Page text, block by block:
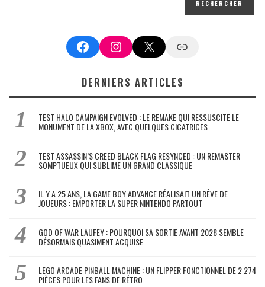
RECHERCHER
FacebookInstagram
X Google News
DERNIERS ARTICLES
TEST HALO CAMPAIGN EVOLVED : LE REMAKE QUI RESSUSCITE LE
MONUMENT DE LA XBOX, AVEC QUELQUES CICATRICES
TEST ASSASSIN’S CREED BLACK FLAG RESYNCED : UN REMASTER
SOMPTUEUX QUI SUBLIME UN GRAND CLASSIQUE
IL Y A 25 ANS, LA GAME BOY ADVANCE RÉALISAIT UN RÊVE DE
JOUEURS : EMPORTER LA SUPER NINTENDO PARTOUT
GOD OF WAR LAUFEY : POURQUOI SA SORTIE AVANT 2028 SEMBLE
DÉSORMAIS QUASIMENT ACQUISE
LEGO ARCADE PINBALL MACHINE : UN FLIPPER FONCTIONNEL DE 2 274
PIÈCES POUR LES FANS DE RÉTRO